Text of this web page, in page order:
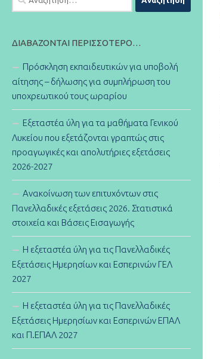
για:
ΔΙΑΒΆΖΟΝΤΑΙ ΠΕΡΙΣΣΌΤΕΡΟ…
Πρόσκληση εκπαιδευτικών για υποβολή
αίτησης – δήλωσης για συμπλήρωση του
υποχρεωτικού τους ωραρίου
Εξεταστέα ύλη για τα μαθήματα Γενικού
Λυκείου που εξετάζονται γραπτώς στις
προαγωγικές και απολυτήριες εξετάσεις
2026-2027
Ανακοίνωση των επιτυχόντων στις
Πανελλαδικές εξετάσεις 2026. Στατιστικά
στοιχεία και Βάσεις Εισαγωγής
Η εξεταστέα ύλη για τις Πανελλαδικές
Εξετάσεις Ημερησίων και Εσπερινών ΓΕΛ
2027
Η εξεταστέα ύλη για τις Πανελλαδικές
Εξετάσεις Ημερησίων και Εσπερινών ΕΠΑΛ
και Π.ΕΠΑΛ 2027